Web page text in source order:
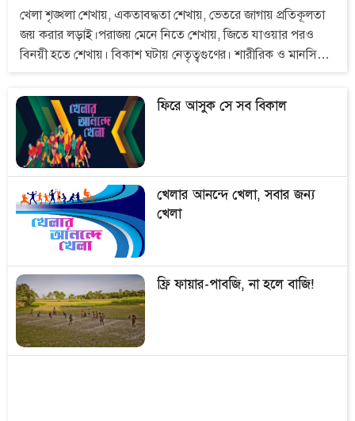
খেলা শৃঙ্খলা শেখায়, একতাবদ্ধতা শেখায়, ভেতরে জাগায় প্রতিকূলতা
জয় করার লড়াই।পরাজয় মেনে নিতে শেখায়, জিতে যাওয়ার পরও
বিনয়ী হতে শেখায়। বিকাশ ঘটায় নেতৃত্বগুণের। শারীরিক ও মানসিক
ফিরে আসুক সে সব বিকাল
খেলার আনন্দে খেলা, সবার জন্য
খেলা
ফ্রি ফায়ার-পাবজি, না হলে বাজি!